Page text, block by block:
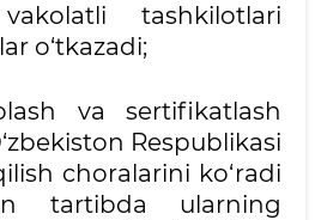
tashkilotlari
o‘tkazadi;
va sertifikatlash
Respublikasi
choralarini ko‘radi
tartibda ularning